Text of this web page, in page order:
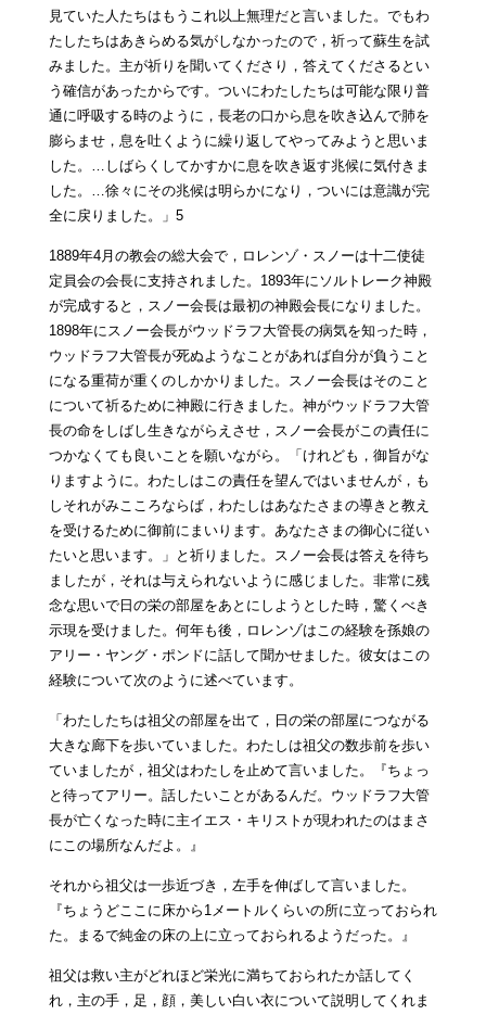
見ていた人たちはもうこれ以上無理だと言いました。でもわ
たしたちはあきらめる気がしなかったので，祈って蘇生を試
みました。主が祈りを聞いてくださり，答えてくださるとい
う確信があったからです。ついにわたしたちは可能な限り普
通に呼吸する時のように，長老の口から息を吹き込んで肺を
膨らませ，息を吐くように繰り返してやってみようと思いま
した。…しばらくしてかすかに息を吹き返す兆候に気付きま
した。…徐々にその兆候は明らかになり，ついには意識が完
全に戻りました。」5
1889年4月の教会の総大会で，ロレンゾ・スノーは十二使徒
定員会の会長に支持されました。1893年にソルトレーク神殿
が完成すると，スノー会長は最初の神殿会長になりました。
1898年にスノー会長がウッドラフ大管長の病気を知った時，
ウッドラフ大管長が死ぬようなことがあれば自分が負うこと
になる重荷が重くのしかかりました。スノー会長はそのこと
について祈るために神殿に行きました。神がウッドラフ大管
長の命をしばし生きながらえさせ，スノー会長がこの責任に
つかなくても良いことを願いながら。「けれども，御旨がな
りますように。わたしはこの責任を望んではいませんが，も
しそれがみこころならば，わたしはあなたさまの導きと教え
を受けるために御前にまいります。あなたさまの御心に従い
たいと思います。」と祈りました。スノー会長は答えを待ち
ましたが，それは与えられないように感じました。非常に残
念な思いで日の栄の部屋をあとにしようとした時，驚くべき
示現を受けました。何年も後，ロレンゾはこの経験を孫娘の
アリー・ヤング・ポンドに話して聞かせました。彼女はこの
経験について次のように述べています。
「わたしたちは祖父の部屋を出て，日の栄の部屋につながる
大きな廊下を歩いていました。わたしは祖父の数歩前を歩い
ていましたが，祖父はわたしを止めて言いました。『ちょっ
と待ってアリー。話したいことがあるんだ。ウッドラフ大管
長が亡くなった時に主イエス・キリストが現われたのはまさ
にこの場所なんだよ。』
それから祖父は一歩近づき，左手を伸ばして言いました。
『ちょうどここに床から1メートルくらいの所に立っておられ
た。まるで純金の床の上に立っておられるようだった。』
祖父は救い主がどれほど栄光に満ちておられたか話してく
れ，主の手，足，顔，美しい白い衣について説明してくれま